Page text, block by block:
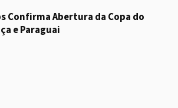
Confirma Abertura da Copa do
e Paraguai